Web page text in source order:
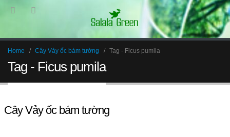
Home Cây Vảy ốc bám tường Tag - Ficus pumila
Tag - Ficus pumila
Cây Vảy ốc bám tường